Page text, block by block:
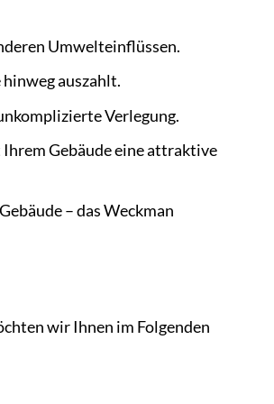
Umwelteinflüssen.
auszahlt.
Verlegung.
Gebäude eine attraktive
– das Weckman
wir Ihnen im Folgenden